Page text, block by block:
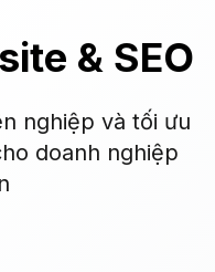
& SEO
nghiệp và tối ưu
doanh nghiệp